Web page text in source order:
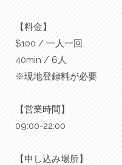
【料金】
$100 / 一人一回
40min / 6人
※現地登録料が必要
【営業時間】
09:00-22:00
【申し込み場所】